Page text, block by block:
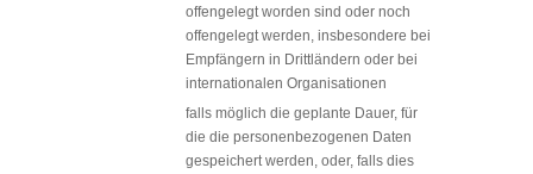
offengelegt worden sind oder noch
offengelegt werden, insbesondere bei
Empfängern in Drittländern oder bei
internationalen Organisationen
falls möglich die geplante Dauer, für
die die personenbezogenen Daten
gespeichert werden, oder, falls dies